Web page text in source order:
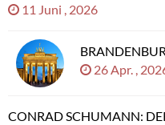
11 Juni , 2026
26 Apr. ,
CONRAD SCHUMANN: